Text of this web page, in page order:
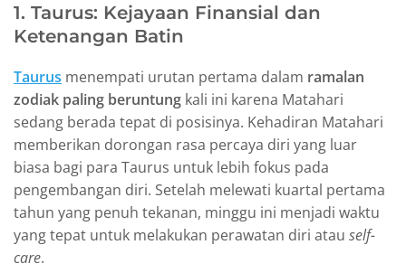
1. Taurus: Kejayaan Finansial dan
Ketenangan Batin
Taurus menempati urutan pertama dalam ramalan
zodiak paling beruntung kali ini karena Matahari
sedang berada tepat di posisinya. Kehadiran Matahari
memberikan dorongan rasa percaya diri yang luar
biasa bagi para Taurus untuk lebih fokus pada
pengembangan diri. Setelah melewati kuartal pertama
tahun yang penuh tekanan, minggu ini menjadi waktu
yang tepat untuk melakukan perawatan diri atau self-
care.